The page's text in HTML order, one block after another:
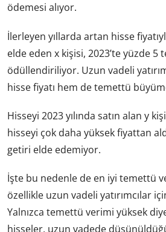
ödemesi alıyor.
İlerleyen yıllarda artan hisse
elde eden x kişisi, 2023’te yüzde 5
ödüllendiriliyor. Uzun vadeli
hisse fiyatı hem de temettü
Hisseyi 2023 yılında satın alan y
hisseyi çok daha yüksek fiyattan
getiri elde edemiyor.
İşte bu nedenle de en iyi temettü
özellikle uzun vadeli yatırımcılar
Yalnızca temettü verimi yüksek
hisseler, uzun vadede